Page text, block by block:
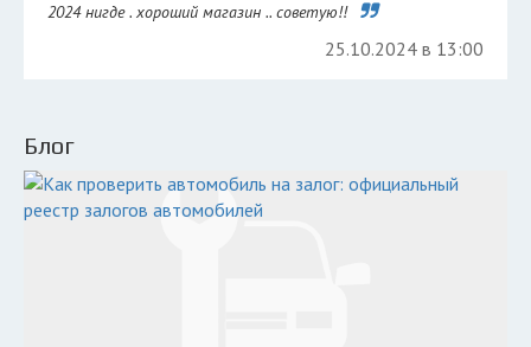
2024 нигде . хороший магазин .. советую!!
25.10.2024 в 13:00
Блог